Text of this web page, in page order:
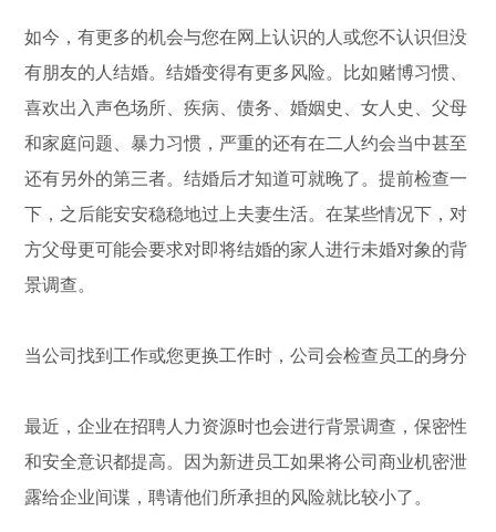
如今，有更多的机会与您在网上认识的人或您不认识但没
有朋友的人结婚。结婚变得有更多风险。比如赌博习惯、
喜欢出入声色场所、疾病、债务、婚姻史、女人史、父母
和家庭问题、暴力习惯，严重的还有在二人约会当中甚至
还有另外的第三者。结婚后才知道可就晚了。提前检查一
下，之后能安安稳稳地过上夫妻生活。在某些情况下，对
方父母更可能会要求对即将结婚的家人进行未婚对象的背
景调查。
当公司找到工作或您更换工作时，公司会检查员工的身分
最近，企业在招聘人力资源时也会进行背景调查，保密性
和安全意识都提高。因为新进员工如果将公司商业机密泄
露给企业间谍，聘请他们所承担的风险就比较小了。